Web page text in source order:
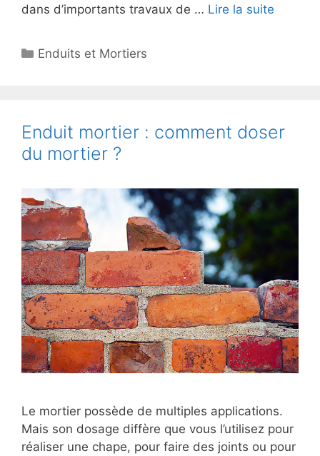
dans d’importants travaux de … Lire la suite
Catégories
Enduits et Mortiers
Enduit mortier : comment doser
du mortier ?
Le mortier possède de multiples applications.
Mais son dosage diffère que vous l’utilisez pour
réaliser une chape, pour faire des joints ou pour